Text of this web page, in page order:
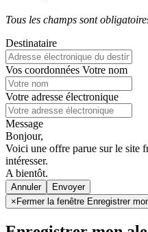
Tous les champs sont
Destinataire
Vos coordonnées Votre nom
Votre adresse électronique
Message
Bonjour,
Voici une offre parue sur le site
intéresser.
A bientôt.
Annuler
× Fermer la fenêtre Enregistrer